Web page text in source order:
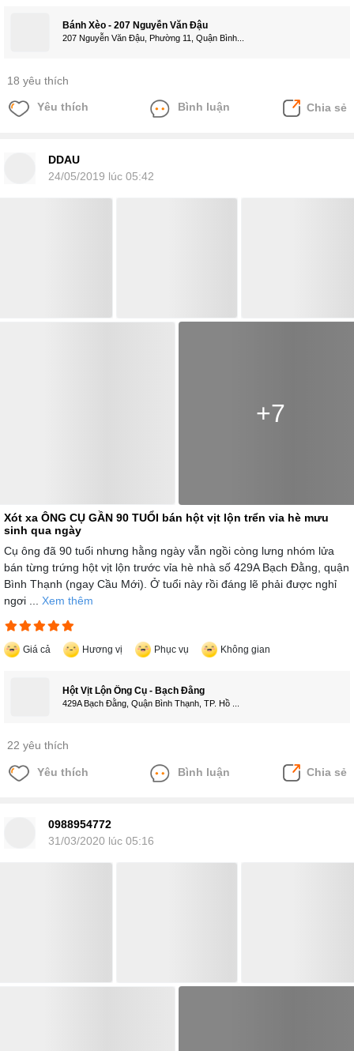
Bánh Xèo - 207 Nguyễn Văn Đậu
207 Nguyễn Văn Đậu, Phường 11, Quận Bình...
18 yêu thích
Yêu thích Bình luận Chia sẻ
DDAU
24/05/2019 lúc 05:42
+7
Xót xa ÔNG CỤ GẦN 90 TUỔI bán hột vịt lộn trển vỉa hè mưu
sinh qua ngày
Cụ ông đã 90 tuổi nhưng hằng ngày vẫn ngồi còng lưng nhóm lửa
bán từng trứng hột vịt lộn trước vỉa hè nhà số 429A Bạch Đằng, quận
Bình Thạnh (ngay Cầu Mới). Ở tuổi này rồi đáng lẽ phải được nghỉ
ngơi ... Xem thêm
Giá cả Hương vị Phục vụ Không gian
Hột Vịt Lộn Ông Cụ - Bạch Đằng
429A Bạch Đằng, Quận Bình Thạnh, TP. Hồ ...
22 yêu thích
Yêu thích Bình luận Chia sẻ
0988954772
31/03/2020 lúc 05:16